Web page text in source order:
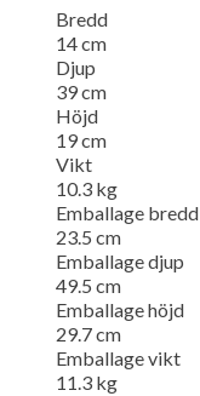
Bredd
14 cm
Djup
39 cm
Höjd
19 cm
Vikt
10.3 kg
Emballage bredd
23.5 cm
Emballage djup
49.5 cm
Emballage höjd
29.7 cm
Emballage vikt
11.3 kg